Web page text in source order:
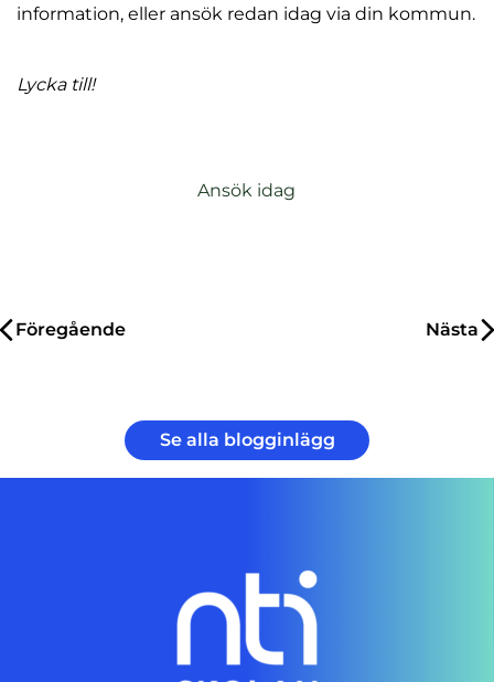
information, eller ansök redan idag via din kommun.
Lycka till!
Ansök idag
Föregående
Nästa
Se alla blogginlägg